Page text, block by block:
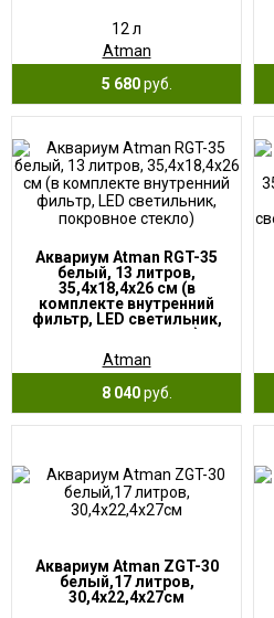
12 л
Atman
5 680руб.
Аквариум Atman RGT-35
белый, 13 литров,
35,4х18,4х26 см (в
комплекте внутренний
фильтр, LED светильник,
покровное стекло)
Atman
8 040руб.
Аквариум Atman ZGT-30
белый,17 литров,
30,4х22,4х27см